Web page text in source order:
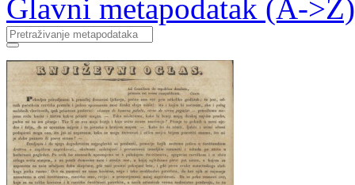
Glavni metapodatak (A->Z)